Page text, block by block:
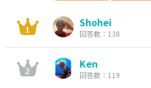
Shohei
回答数：138
Ken
回答数：119